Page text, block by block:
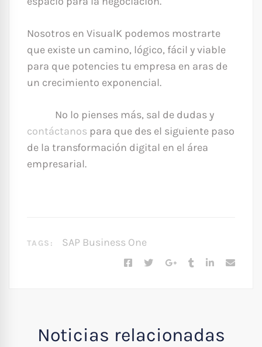
Nosotros en VisualK podemos mostrarte
que existe un camino, lógico, fácil y viable
para que potencies tu empresa en aras de
un crecimiento exponencial.
No lo pienses más, sal de dudas y
contáctanos para que des el siguiente paso
de la transformación digital en el área
empresarial.
TAGS: SAP Business One
Noticias relacionadas